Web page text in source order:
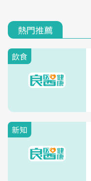
熱門推薦
飲食
新知